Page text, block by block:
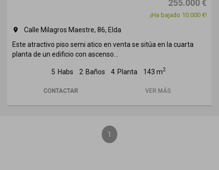
255.000 €
¡Ha bajado 10.000 €!
room
Calle Milagros Maestre, 86, Elda
Este atractivo piso semi atico en venta se sitúa en la cuarta
planta de un edificio con ascenso...
5 Habs 2 Baños 4 Planta 143 m2
CONTACTAR VER MÁS
1